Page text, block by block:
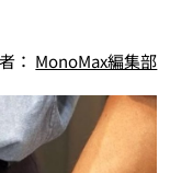
： MonoMax編集部